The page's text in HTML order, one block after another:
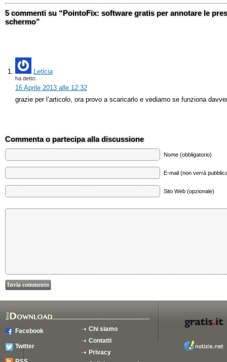
5 commenti su “PointoFix: software gratis per annotare le
schermo”
Leticia
ha detto:
16 Aprile 2013 alle 12:32
grazie per l’articolo, ora provo a scaricarlo e vediamo se funziona
Commenta o partecipa alla discussione
Nome (obbligatorio)
E-mail (non verrà
Sito Web (opzionale)
Facebook
Twitter
Chi siamo
Contatti
Privacy